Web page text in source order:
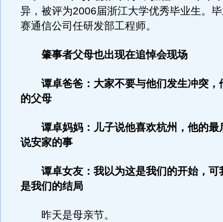
异，被评为2006届浙江大学优秀毕业生。
赛通信公司任研发部工程师。
肇事者父母也出现在追悼会现场
谭卓爸爸：大家不要与他们发生冲突，
的父母
谭卓妈妈：儿子说他喜欢杭州，他的最
说安家的事
谭卓女友：我以为这是我们的开始，可
是我们的结局
昨天是母亲节。